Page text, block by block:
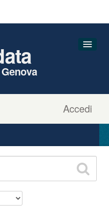
Accedi